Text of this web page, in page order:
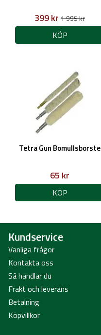
399 kr 1 995 kr
KÖP
Tetra Gun Bomullsborste
65 kr
KÖP
Kundservice
Vanliga frågor
Kontakta oss
Så handlar du
Frakt och leverans
Betalning
Köpvillkor